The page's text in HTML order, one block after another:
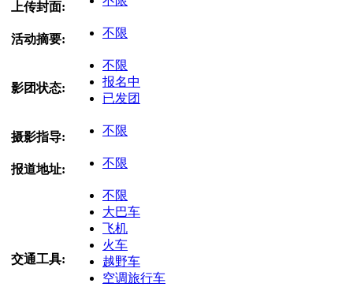
上传封面:
活动摘要: 不限
影团状态:
不限
报名中
已发团
摄影指导: 不限
报道地址: 不限
交通工具:
不限
大巴车
飞机
火车
越野车
空调旅行车